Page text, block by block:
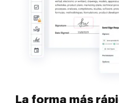
La forma más